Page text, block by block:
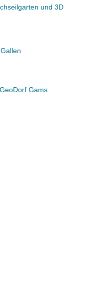
und 3D
Gams